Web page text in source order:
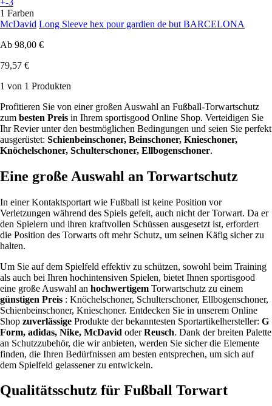
1 Farben
McDavid Long Sleeve hex pour gardien de but BARCELONA
Ab 98,00 €
79,57 €
1 von 1 Produkten
Profitieren Sie von einer großen Auswahl an Fußball-Torwartschutz
zum besten Preis in Ihrem sportisgood Online Shop. Verteidigen Sie
Ihr Revier unter den bestmöglichen Bedingungen und seien Sie perfekt
ausgerüstet: Schienbeinschoner, Beinschoner, Knieschoner,
Knöchelschoner, Schulterschoner, Ellbogenschoner.
Eine große Auswahl an Torwartschutz
In einer Kontaktsportart wie Fußball ist keine Position vor
Verletzungen während des Spiels gefeit, auch nicht der Torwart. Da er
den Spielern und ihren kraftvollen Schüssen ausgesetzt ist, erfordert
die Position des Torwarts oft mehr Schutz, um seinen Käfig sicher zu
halten.
Um Sie auf dem Spielfeld effektiv zu schützen, sowohl beim Training
als auch bei Ihren hochintensiven Spielen, bietet Ihnen sportisgood
eine große Auswahl an hochwertigem Torwartschutz zu einem
günstigen Preis : Knöchelschoner, Schulterschoner, Ellbogenschoner,
Schienbeinschoner, Knieschoner. Entdecken Sie in unserem Online
Shop zuverlässige Produkte der bekanntesten Sportartikelhersteller: G
Form, adidas, Nike, McDavid oderReusch. Dank der breiten Palette
an Schutzzubehör, die wir anbieten, werden Sie sicher die Elemente
finden, die Ihren Bedürfnissen am besten entsprechen, um sich auf
dem Spielfeld gelassener zu entwickeln.
Qualitätsschutz für Fußball Torwart